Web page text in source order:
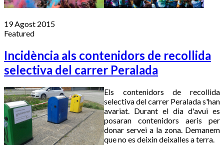
19 Agost 2015
Featured
Incidència als contenidors de recollida
selectiva del carrer Peralada
Els contenidors de recollida
selectiva del carrer Peralada s'han
avariat. Durant el dia d'avui es
posaran contenidors aeris per
donar servei a la zona. Demanem
que no es deixin deixalles a terra.